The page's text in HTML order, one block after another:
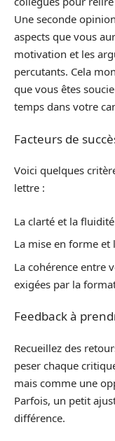
Une seconde
aspects que vous
motivation et les
percutants. Cela
que vous êtes
temps dans votre
Facteurs de
Voici quelques
lettre :
La clarté et la
La mise en forme
La cohérence entre
exigées par la
Feedback à
Recueillez des
peser chaque
mais comme une
Parfois, un petit
différence.